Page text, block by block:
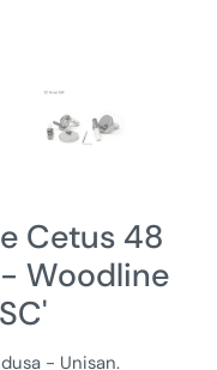
Cetus 48
Woodline
- Unisan.